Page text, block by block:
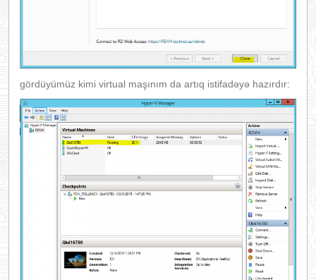
gördüyümüz kimi virtual maşınım da artıq istifadəyə hazırdır: